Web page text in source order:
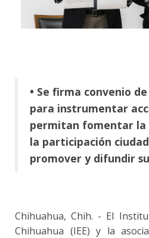
• Se firma convenio
para instrumentar
permitan fomentar la
la participación
promover y difundir
Chihuahua, Chih. - El
Chihuahua (IEE) y la